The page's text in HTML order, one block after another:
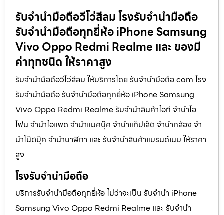
รับจำนำมือถือวีโว่สีลม โรงรับจำนำมือถือ
รับจำนำมือถือทุกยี่ห้อ iPhone Samsung
Vivo Oppo Redmi Realme และ ของมี
ค่าทุกชนิด ให้ราคาสูง
รับจำนำมือถือวีโว่สีลม ให้บริการโดย รับจํานํามือถือ.com โรง
รับจำนำมือถือ รับจำนำมือถือทุกยี่ห้อ iPhone Samsung
Vivo Oppo Redmi Realme รับจำนำสินค้าไอที จำนำไอ
โฟน จำนำไอแพด จำนำแมคบุ๊ค จำนำแท็ปเล็ต จำนำกล้อง จำ
นำโน๊ตบุ๊ค จำนำนาฬิกา และ รับจำนำสินค้าแบรนด์เนม ให้ราคา
สูง
โรงรับจำนำมือถือ
บริการรับจำนำมือถือทุกยี่ห้อ ไม่ว่าจะเป็น รับจำนำ iPhone
Samsung Vivo Oppo Redmi Realme และ รับจำนำ